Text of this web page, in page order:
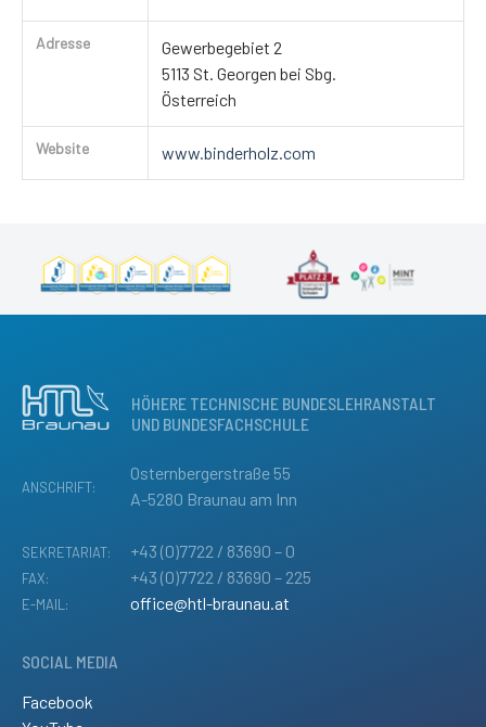
Adresse
Gewerbegebiet 2
5113 St. Georgen bei Sbg.
Österreich
Website www.binderholz.com
HÖHERE TECHNISCHE BUNDESLEHRANSTALT
UND BUNDESFACHSCHULE
ANSCHRIFT:
Osternbergerstraße 55
A-5280 Braunau am Inn
SEKRETARIAT: +43 (0)7722 / 83690 – 0
FAX: +43 (0)7722 / 83690 – 225
E-MAIL: office@htl-braunau.at
SOCIAL MEDIA
Facebook